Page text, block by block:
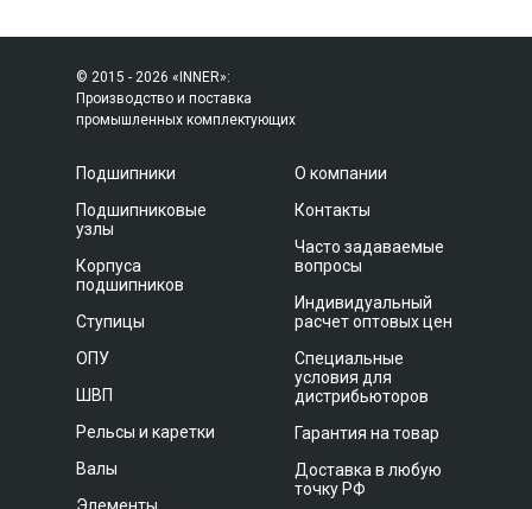
© 2015 - 2026 «INNER»:
Производство и поставка
промышленных комплектующих
Подшипники
Подшипниковые
узлы
Корпуса
подшипников
Ступицы
ОПУ
ШВП
Рельсы и каретки
Валы
О компании
Контакты
Часто задаваемые
вопросы
Индивидуальный
расчет оптовых цен
Специальные
условия для
дистрибьюторов
Гарантия на товар
Доставка в любую
точку РФ